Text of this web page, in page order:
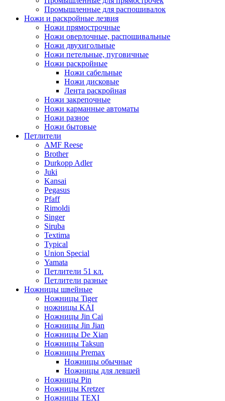
Промышленные для распошивалок
Ножи и раскройные лезвия
Ножи прямострочные
Ножи оверлочные, распошивальные
Ножи двухигольные
Ножи петельные, пуговичные
Ножи раскройные
Ножи сабельные
Ножи дисковые
Лента раскройная
Ножи закрепочные
Ножи карманные автоматы
Ножи разное
Ножи бытовые
Петлители
AMF Reese
Brother
Durkopp Adler
Juki
Kansai
Pegasus
Pfaff
Rimoldi
Singer
Siruba
Textima
Typical
Union Special
Yamata
Петлители 51 кл.
Петлители разные
Ножницы швейные
Ножницы Tiger
ножницы KAI
Ножницы Jin Cai
Ножницы Jin Jian
Ножницы De Xian
Ножницы Taksun
Ножницы Premax
Ножницы обычные
Ножницы для левшей
Ножницы Pin
Ножницы Kretzer
Ножницы TEXI